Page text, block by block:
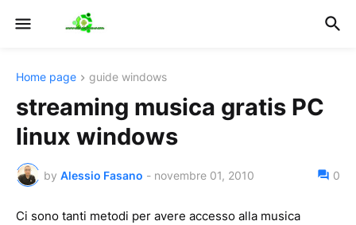
Home page guide windows
streaming musica gratis PC
linux windows
by Alessio Fasano - novembre 01, 2010 0
Ci sono tanti metodi per avere accesso alla musica